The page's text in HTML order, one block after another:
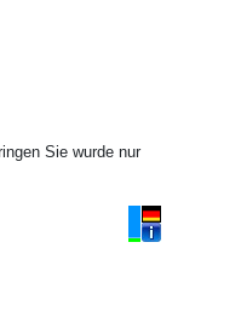
Sie wurde nur